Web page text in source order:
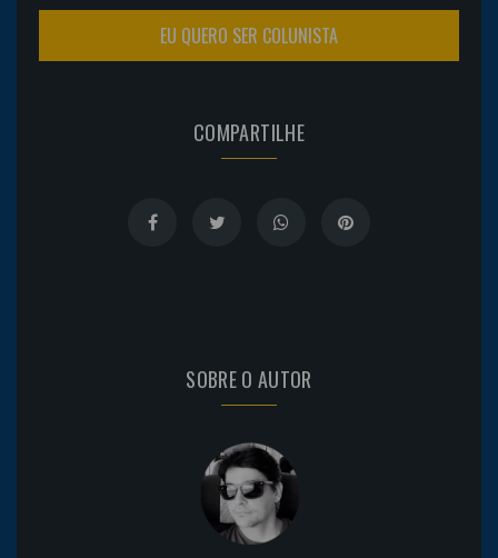
EU QUERO SER COLUNISTA
COMPARTILHE
SOBRE O AUTOR